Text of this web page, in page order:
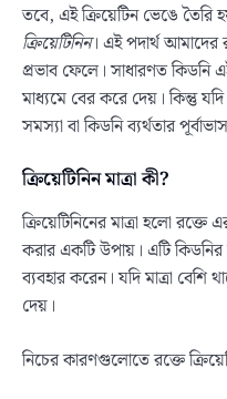
তবে, এই ক্রিয়েটিন ভেঙে তৈরি
ক্রিয়েটিনিন। এই পদার্থ
প্রভাব ফেলে। সাধারণত কিডনি
মাধ্যমে বের করে দেয়। কিন্তু
সমস্যা বা কিডনি ব্যর্থতার
ক্রিয়েটিনিন মাত্রা কী?
ক্রিয়েটিনিনের মাত্রা হলো
করার একটি উপায়। এটি কিডনির
ব্যবহার করেন। যদি মাত্রা বেশি
দেয়।
নিচের কারণগুলোতে রক্তে